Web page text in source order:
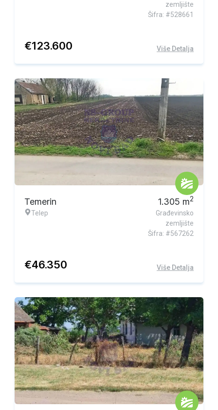
zemljište
Šifra: #528661
€123.600 Više Detalja
Temerin
Telep
1.305 m2
Građevinsko
zemljište
Šifra: #567262
€46.350 Više Detalja